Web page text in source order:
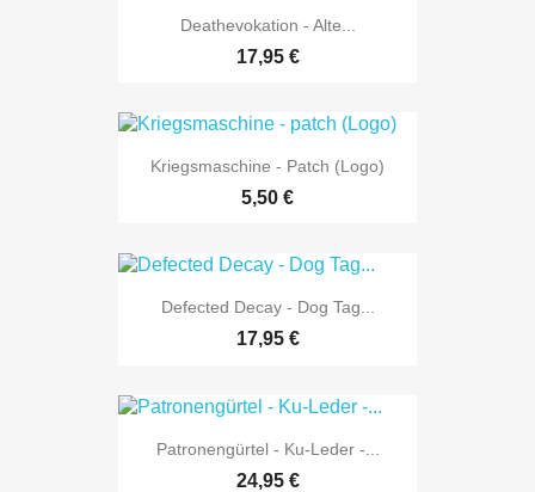
Deathevokation - Alte...
17,95 €
Kriegsmaschine - Patch (Logo)
5,50 €
Defected Decay - Dog Tag...
17,95 €
Patronengürtel - Ku-Leder -...
24,95 €